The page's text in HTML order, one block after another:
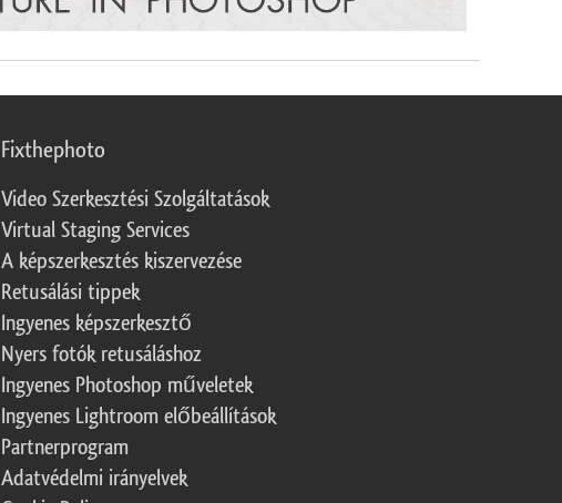
Fixthephoto
Video Szerkesztési Szolgáltatások
Virtual Staging Services
A képszerkesztés kiszervezése
Retusálási tippek
Ingyenes képszerkesztő
Nyers fotók retusáláshoz
Ingyenes Photoshop műveletek
Ingyenes Lightroom előbeállítások
Partnerprogram
Adatvédelmi irányelvek